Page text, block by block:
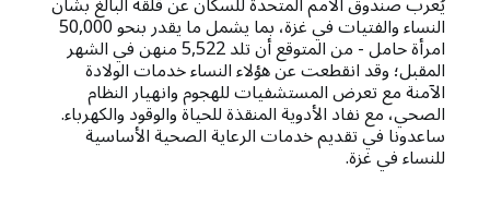
النساء والفتيات في غزة، بما يشمل ما يقدر بنحو 50,000
امرأة حامل - من المتوقع أن تلد 5,522 منهن في الشهر
المقبل؛ وقد انقطعت عن هؤلاء النساء خدمات الولادة
الآمنة مع تعرض المستشفيات للهجوم وانهيار النظام
الصحي، مع نفاد الأدوية المنقذة للحياة والوقود والكهرباء.
ساعدونا في تقديم خدمات الرعاية الصحية الأساسية
للنساء في غزة.